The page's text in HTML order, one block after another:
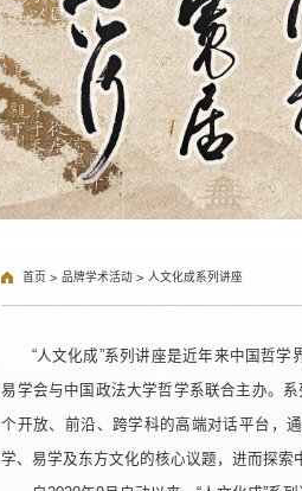
首页 > 品牌学术活动 > 人文化成系列讲座
“人文化成”系列讲座是近年来中国哲
易学会与中国政法大学哲学系联合主办。
个开放、前沿、跨学科的高端对话平台，
学、易学及东方文化的核心议题，进而探索